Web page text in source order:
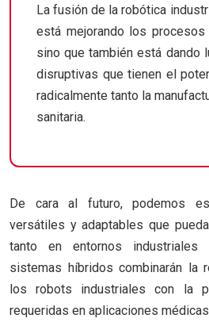
La fusión de la robótica
está mejorando los procesos
sino que también está dando
disruptivas que tienen el
radicalmente tanto la
sanitaria.
De cara al futuro, podemos
versátiles y adaptables que
tanto en entornos industriales
sistemas híbridos combinarán la
los robots industriales con la
requeridas en aplicaciones